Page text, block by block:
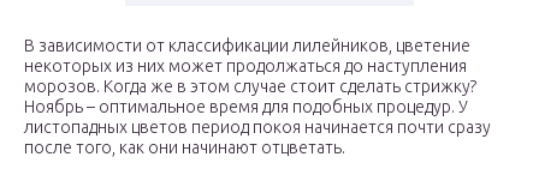
В зависимости от классификации лилейников, цветение
некоторых из них может продолжаться до наступления
морозов. Когда же в этом случае стоит сделать стрижку?
Ноябрь – оптимальное время для подобных процедур. У
листопадных цветов период покоя начинается почти сразу
после того, как они начинают отцветать.